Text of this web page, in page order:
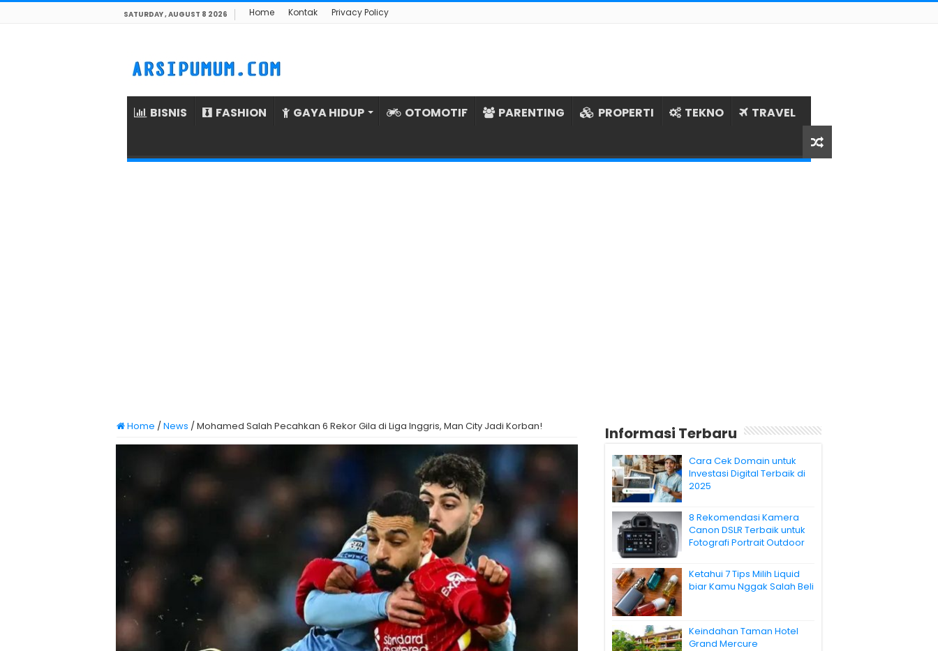
SATURDAY , AUGUST 8 2026 Home Kontak Privacy Policy
BISNIS FASHION GAYA HIDUP OTOMOTIF PARENTING PROPERTI TEKNO TRAVEL
Home /News /Mohamed Salah Pecahkan 6 Rekor Gila di Liga Inggris, Man City Jadi Korban! Informasi Terbaru
Cara Cek Domain untuk
Investasi Digital Terbaik di
2025
8 Rekomendasi Kamera
Canon DSLR Terbaik untuk
Fotografi Portrait Outdoor
Ketahui 7 Tips Milih Liquid
biar Kamu Nggak Salah Beli
Keindahan Taman Hotel
Grand Mercure